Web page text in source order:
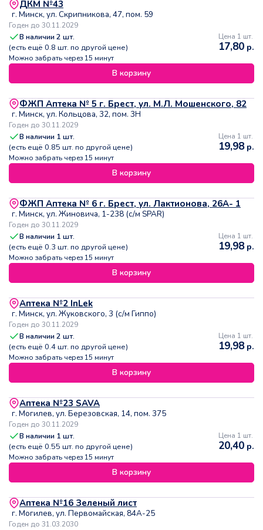
ДКМ №43
г. Минск, ул. Скрипникова, 47, пом. 59
Годен до 30.11.2029
В наличии2 шт.
(есть ещё 0.8 шт. по другой цене)
Можно забрать через 15 минут
Цена 1 шт.
17,80 р.
В корзину
ФЖП Аптека № 5 г. Брест, ул. М.Л. Мошенского, 82
г. Минск, ул. Кольцова, 32, пом. 3Н
Годен до 30.11.2029
В наличии 1 шт.
(есть ещё 0.85 шт. по другой цене)
Можно забрать через 15 минут
Цена 1 шт.
19,98р.
В корзину
ФЖП Аптека № 6 г. Брест, ул. Лактионова, 26А- 1
г. Минск, ул. Жиновича, 1-238 (с/м SPAR)
Годен до 30.11.2029
В наличии 1 шт.
(есть ещё 0.3 шт. по другой цене)
Можно забрать через 15 минут
Цена 1 шт.
19,98р.
В корзину
Аптека №2 InLek
г. Минск, ул. Жуковского, 3 (с/м Гиппо)
Годен до 30.11.2029
В наличии2 шт.
(есть ещё 0.4шт. по другой цене)
Можно забрать через 15 минут
Цена 1 шт.
19,98р.
В корзину
Аптека №23 SAVA
г. Могилев, ул. Березовская, 14, пом. 375
Годен до 30.11.2029
В наличии 1 шт.
(есть ещё 0.55 шт. по другой цене)
Можно забрать через 15 минут
Цена 1 шт.
20,40 р.
В корзину
Аптека №16 Зеленый лист
г. Могилев, ул. Первомайская, 84А-25
Годен до 31.03.2030